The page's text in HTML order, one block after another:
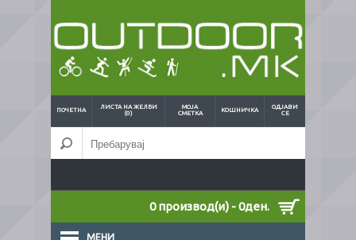
ПОЧЕТНА
ЛИСТА НА ЖЕЛБИ
(0)
МОЈА
СМЕТКА
КОШНИЧКА
ОДЈАВИ
СЕ
0 производ(и) - 0ден.
МЕНИ